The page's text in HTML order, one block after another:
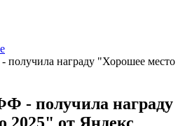
награду "Хорошее место
- получила награду